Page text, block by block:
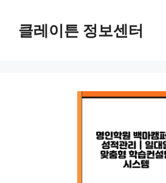
클레이튼 정보센터